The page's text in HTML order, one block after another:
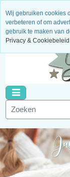
nieuwe artikelen
Wij gebruiken cookies
verbeteren of om
gebruik te maken van
Privacy & Cookiebeleid